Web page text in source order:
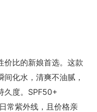
价比的新娘首选。这款
化水，清爽不油腻，
久度。SPF50+
常紫外线，且价格亲